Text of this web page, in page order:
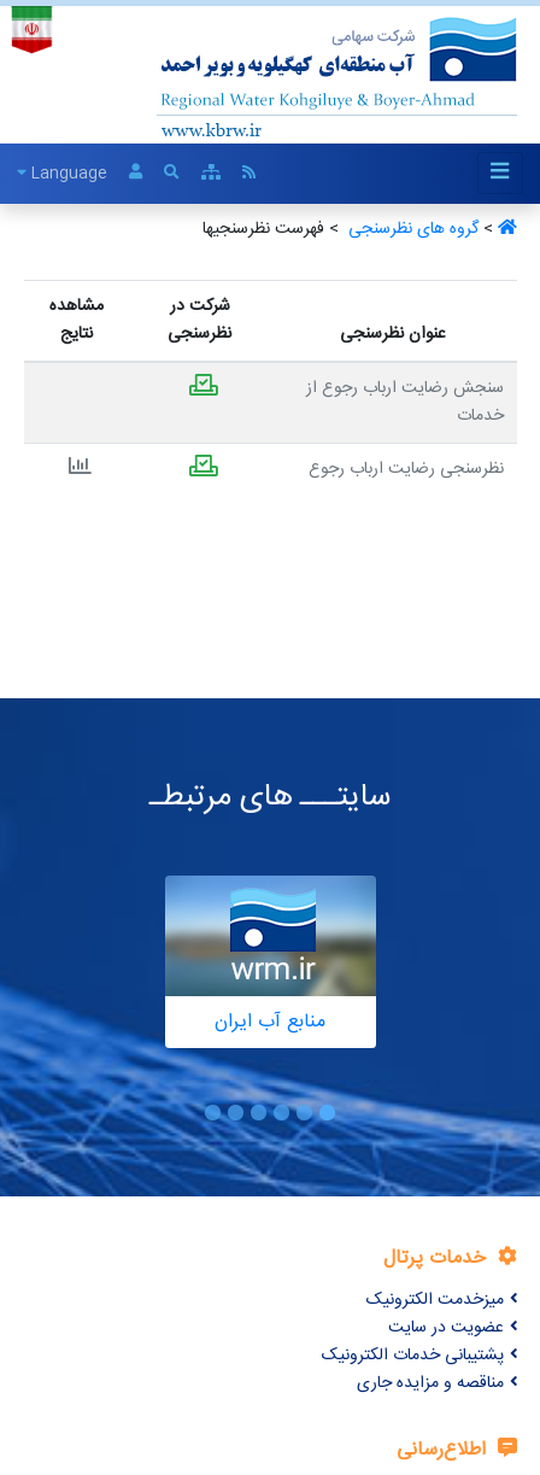
Language
>گروه های نظرسنجی ‏ > فهرست نظرسنجیها
عنوان نظرسنجی
شرکت در
نظرسنجی
مشاهده
نتایج
سنجش رضایت ارباب رجوع از
خدمات
نظرسنجی رضایت ارباب رجوع
سایتـــ های مرتبطـ
منابع آب ایران
خدمات پرتال
میزخدمت الکترونیک
عضویت در سایت
پشتیبانی خدمات الکترونیک
مناقصه و مزایده جاری
اطلاع‌رسانی